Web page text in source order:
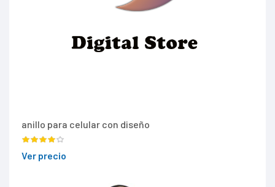
anillo para celular con diseño
Ver precio